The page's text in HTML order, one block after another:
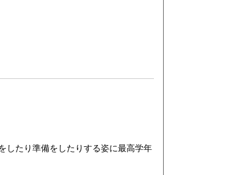
したり準備をしたりする姿に最高学年